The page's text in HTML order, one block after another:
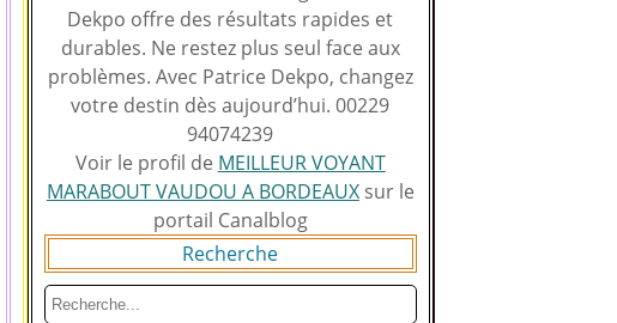
Dekpo offre des résultats rapides et
durables. Ne restez plus seul face aux
problèmes. Avec Patrice Dekpo, changez
votre destin dès aujourd’hui. 00229
94074239
Voir le profil de MEILLEUR VOYANT
MARABOUT VAUDOU A BORDEAUXsur le
portail Canalblog
Recherche